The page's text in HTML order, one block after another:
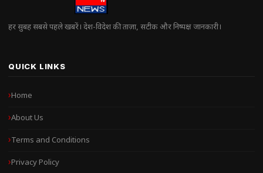
हर सुबह सबसे पहले खबरें। देश-विदेश की ताज़ा, सटीक और निष्पक्ष जानकारी।
QUICK LINKS
Home
About Us
Terms and Conditions
Privacy Policy